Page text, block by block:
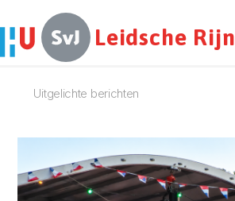
Leidsche Rijn
Uitgelichte berichten